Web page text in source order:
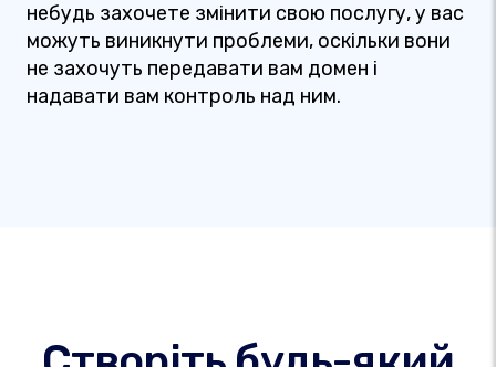
небудь захочете змінити свою послугу, у вас
можуть виникнути проблеми, оскільки вони
не захочуть передавати вам домен і
надавати вам контроль над ним.